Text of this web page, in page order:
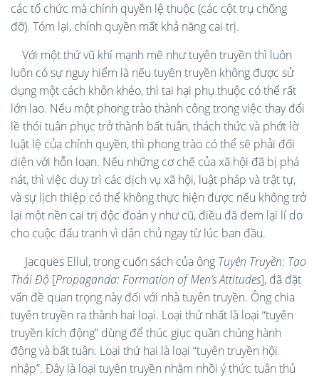
các tổ chức mà chính quyền lệ thuộc (các cột trụ chống
đỡ). Tóm lại, chính quyền mất khả năng cai trị.
Với một thứ vũ khí mạnh mẽ như tuyên truyền thì luôn
luôn có sự nguy hiểm là nếu tuyên truyền không được sử
dụng một cách khôn khéo, thì tai hại phụ thuộc có thể rất
lớn lao. Nếu một phong trào thành công trong việc thay đổi
lề thói tuân phục trở thành bất tuân, thách thức và phớt lờ
luật lệ của chính quyền, thì phong trào có thể sẽ phải đối
diện với hỗn loạn. Nếu những cơ chế của xã hội đã bị phá
nát, thì việc duy trì các dịch vụ xã hội, luật pháp và trật tự,
và sự lịch thiệp có thể không thực hiện được nếu không trở
lại một nền cai trị độc đoán y như cũ, điều đã đem lại lí do
cho cuộc đấu tranh vì dân chủ ngay từ lúc ban đầu.
Jacques Ellul, trong cuốn sách của ông Tuyên Truyền: Tạo
Thái Độ [Propaganda: Formation of Men’s Attitudes], đã đặt
vấn đề quan trọng này đối với nhà tuyên truyền. Ông chia
tuyên truyền ra thành hai loại. Loại thứ nhất là loại “tuyên
truyền kích động” dùng để thúc giục quần chúng hành
động và bất tuân. Loại thứ hai là loại “tuyên truyền hội
nhập”. Đây là loại tuyên truyền nhằm nhồi ý thức tuân thủ